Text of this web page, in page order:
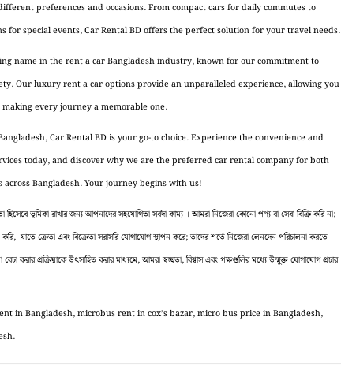
preferences and occasions. From compact cars for daily commutes to
for special events, Car Rental BD offers the perfect solution for your travel needs.
name in the rent a car Bangladesh industry, known for our commitment to
Our luxury rent a car options provide an unparalleled experience, allowing you
every journey a memorable one.
Car Rental BD is your go-to choice. Experience the convenience and
today, and discover why we are the preferred car rental company for both
Bangladesh. Your journey begins with us!
ভূমিকা রাখার জন্য আপনাদের সহযোগিতা সর্বদা কাম্য । আমরা নিজেরা কোনো পণ্য বা সেবা বিক্রি করি না;
করি, যাতে ক্রেতা এবং বিক্রেতা সরাসরি যোগাযোগ স্থাপন করে; তাদের শর্তে নিজেরা লেনদেন পরিচালনা করতে
করার প্রক্রিয়াকে উৎসাহিত করার মাধ্যমে, আমরা স্বচ্ছতা, বিশ্বাস এবং পক্ষগুলির মধ্যে উন্মুক্ত যোগাযোগ প্রচার
in Bangladesh, microbus rent in cox’s bazar, micro bus price in Bangladesh,